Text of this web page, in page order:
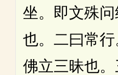
坐。即文殊
也。二曰常
佛立三昧也